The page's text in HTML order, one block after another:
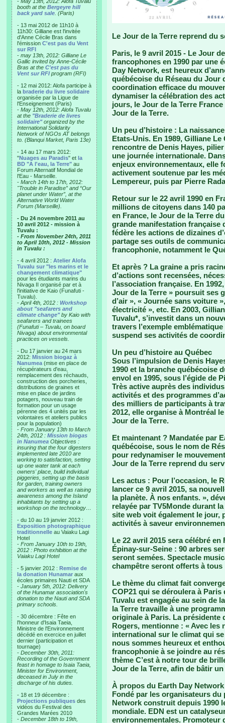
booth at the Bergeyre hill
back yard sale . (Paris)
- 13 mai 2012 de 11h10 à
11h30: Gilliane est l'invitée
d'Anne Cécile Bras dans
l'émission C'est pas du Vent
sur RFI
- may 13th, 2012: Gilliane Le
Gallic invited by Anne-Cécile
Bras at the C'est pas du
Vent sur RFI program (RFI)
- 12 mai 2012: Alofa participe à
la braderie du livre solidaire
organisée par la Ligue de
l'Enseignement (Paris)
- May 12th, 2012: Alofa Tuvalu
at the "Braderie de livres
solidaire"organized by the
International Solidarity
Network of NGOs AT belongs
to. (Blanqui Market, Paris 13e)
- 14 au 17 mars 2012:
"Nuages au Paradis" et la
BD "A l'eau, la Terre" au
Forum Alternatif Mondial de
l'Eau - Marseille.
- March 14th to 17th, 2012:
"Trouble in Paradise” and “Our
planet under Water”, at the
Alternative World Water
Forum (Marseille).
- Du 24 novembre 2011 au
10 avril 2012 - mission à
Tuvalu :
- From November 24th, 2011
to April 10th, 2012 - Mission
in Tuvalu :
- 4 avril 2012 : Atelier Alofa
Tuvalu sur "les marins et le
changement climatique"
pour les étudiants marins du
Nivaga II organisé par et à
l'initiative de Kaio (Funafuti -
Tuvalu).
- April 4th, 2012 : Workshop
about "seafarers and
climate change"by Kaio with
seafarers and trainees
(Funafuti – Tuvalu, on board
Nivaga) about environmental
practices on vessels.
- Du 17 janvier au 24 mars
2012: Mission biogaz à
Nanumea (mise en place de
récupérateurs d'eau,
remplacement des réchauds,
construction des porcheries,
distributions de graines et
mise en place de jardins
potagers, nouveau train de
formation pour un usage
pérenne des 4 unités par les
volontaires et ateliers publics
pour la population)
- From January 13th to March
24th, 2012 : Mission biogas
in Nanumea Objectives :
insuring that the four digesters
implemented late 2010 are
working to satisfaction, setting
up one water tank at each
owners' place, build individual
piggeries, setting up the basis
for garden, training owners
and workers as well as raising
awareness among the Island
inhabitants by setting up a
workshop on the technology…
- du 10 au 19 janvier 2012 :
Exposition photographique
traditionnelle au Vaiaku Lagi
Hotel
- From January 10th to 19th,
2012 : Photo exhibition at the
Vaiaku Lagi Hotel
- 5 janvier 2012 : Remise de
la donation Hunamar aux
écoles primaires Nauti et SDA
- January 5th, 2012: Delivery
of the Hunamar association's
donation to the Nauti and SDA
primary schools.
- 30 décembre : Fête en
l'honneur d'Isaia Taeia,
Ministre de l'Environnement
décédé en exercice en juillet
dernier (participation et
tournage)
- December 30th, 2011:
Recording of the Government
feast in homage to Isaia Taeia,
Minister for Environment,
deceased in July in the
discharge of his duties.
- 18 et 19 décembre :
Projections publiques des
vidéos du Festival des
Grandes Marées 2010
- December 18th to 19th,
Le Jour de la Terre reprend du
Paris, le 9 avril 2015 - Le Jour
francophones en 1990 par une
Day Network, est heureux
québécoise du Réseau du Jour
coordination efficace du
dynamiser la célébration des
jours, le Jour de la Terre
Jour de la Terre.
Un peu d’histoire : La
Etats-Unis. En 1989, Gilliane
rencontre de Denis Hayes,
une journée internationale.
enjeux environnementaux, elle
activement soutenue par les
Lempereur, puis par Pierre
Retour sur le 22 avril 1990 en
millions de citoyens dans 140
en France, le Jour de la Terre
grande manifestation française
fédère les actions de dizaines
partage ses outils de
francophonie, notamment le
Et après ? La graine a pris
d’actions sont recensées,
l’association française. En
Jour de la Terre » poursuit ses
d’air », « Journée sans voiture
électricité », etc. En 2003,
Tuvalu*, s’investit dans un
travers l’exemple
suspend ses activités de
Un peu d’histoire au Québec
Sous l’impulsion de Denis
1990 et la branche québécoise
envol en 1995, sous l’égide de
Très active auprès des
activités et des programmes
des milliers de participants à
2012, elle organise à Montréal
Jour de la Terre.
Et maintenant ? Mandatée par
québécoise, sous le nom de
pour redynamiser le
Jour de la Terre reprend du
Les actus : Pour l’occasion, le
lancer ce 9 avril 2015, sa
la planète. À nos enfants. »,
relayée par TV5Monde durant
site web voit également le
activités à saveur
Le 22 avril 2015 sera célébré
Épinay-sur-Seine : 90 arbres
seront semées. Spectacle
champêtre seront offerts à
Le thème du climat fait
COP21 qui se déroulera à Paris
Tuvalu est engagée au sein de
la Terre travaille à une
originale à Paris. La présidente
Rogers, mentionne : « Avec les
international sur le climat qui
nous sommes heureux et
francophonie à se joindre au
thème C’est à notre tour de
Jour de la Terre, afin de bâtir
À propos du Earth Day
Fondé par les organisateurs du
Network construit depuis 1990
mondiale. EDN est un
environnementales. Promoteur